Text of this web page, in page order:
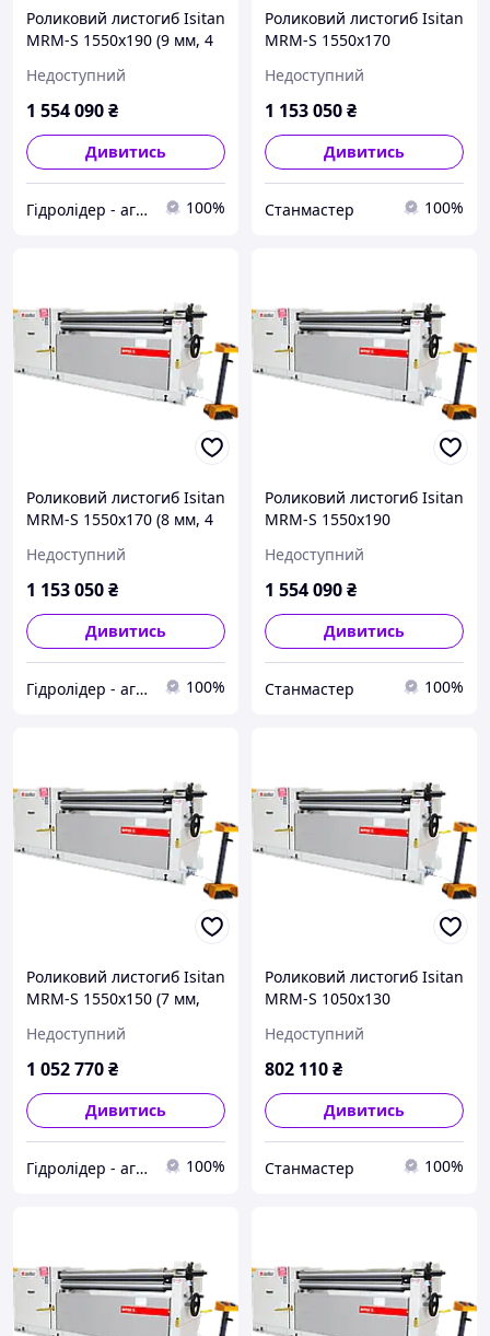
Роликовий листогиб Isitan
MRM-S 1550x190 (9 мм, 4
Недоступний
1 554 090₴
Дивитись
Гідролідер - агротехніка, промислове та будівельне обладнання 100%
Роликовий листогиб Isitan
MRM-S 1550x170
Недоступний
1 153 050₴
Дивитись
Станмастер 100%
Роликовий листогиб Isitan
MRM-S 1550x170 (8 мм, 4
Недоступний
1 153 050₴
Дивитись
Гідролідер - агротехніка, промислове та будівельне обладнання 100%
Роликовий листогиб Isitan
MRM-S 1550x190
Недоступний
1 554 090₴
Дивитись
Станмастер 100%
Роликовий листогиб Isitan
MRM-S 1550x150 (7 мм,
Недоступний
1 052 770₴
Дивитись
Гідролідер - агротехніка, промислове та будівельне обладнання 100%
Роликовий листогиб Isitan
MRM-S 1050x130
Недоступний
802 110₴
Дивитись
Станмастер 100%